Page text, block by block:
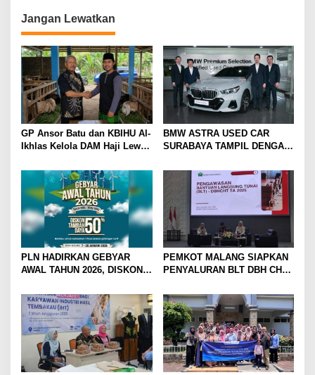
Jangan Lewatkan
GP Ansor Batu dan KBIHU Al-
Ikhlas Kelola DAM Haji Lewat
BMW ASTRA USED CAR
SURABAYA TAMPIL DENGAN
PELANGGAN DI JATIM
DENGAN FASILITAS
PREMIUM
PLN HADIRKAN GEBYAR
AWAL TAHUN 2026, DISKON
PERSEN
PEMKOT MALANG SIAPKAN
PENYALURAN BLT DBH CHT
ROKOK